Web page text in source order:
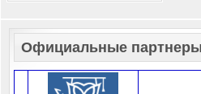
Официальные партнеры